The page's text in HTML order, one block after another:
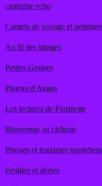
capitaine echo
Carnets de voyage et
Au fil des images
Petites Graines
Plumes d'Anges
Les lectures de Florinette
Bienvenue au château
Phrases et maximes
Feuilles et dérive